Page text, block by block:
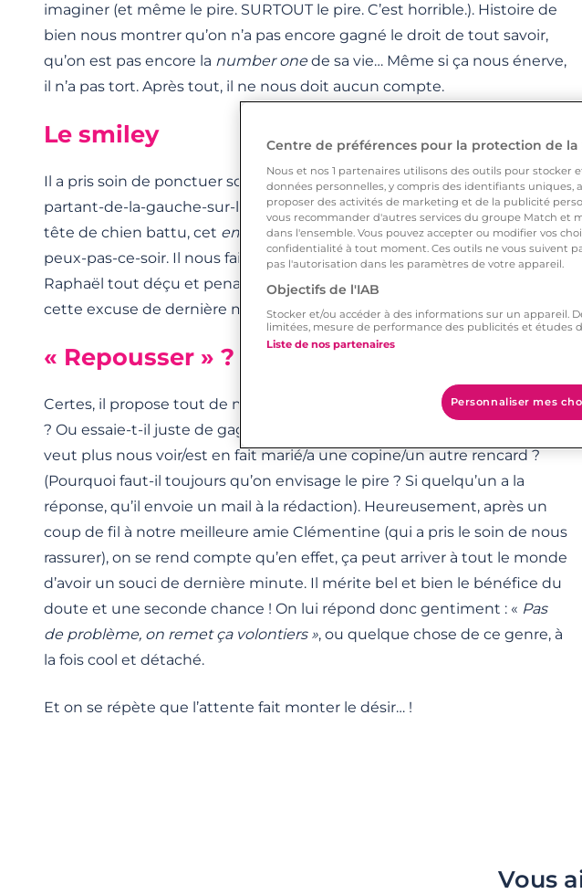
imaginer (et même le pire. SURTOUT le pire. C’est horrible.). Histoire de
bien nous montrer qu’on n’a pas encore gagné le droit de tout savoir,
qu’on est pas encore la number onede sa vie… Même si ça nous énerve,
il n’a pas tort. Après tout, il ne nous doit aucun compte.
Le smiley
Il a pris soin de ponctuer son « imprévu » par le troisième smiley en-
partant-de-la-gauche-sur-la-troisième-ligne de l’iPhone, Avec sa petite
tête de chien battu, cet emoji
attendrit un peu l’annonce du je-ne-
peux-pas-ce-soir. Il nous fait même sourire, car on imagine notre
Raphaël tout déçu et penaud. Nous voilà plus encline à lui pardonner
cette excuse de dernière minute.
« Repousser » ? Mouais…
Certes, il propose tout de même de se revoir. Mais le pense-t-il vraiment
? Ou essaie-t-il juste de gagner du temps avant de nous dire qu’il ne
veut plus nous voir/est en fait marié/a une copine/un autre rencard ?
(Pourquoi faut-il toujours qu’on envisage le pire ? Si quelqu’un a la
réponse, qu’il envoie un mail à la rédaction). Heureusement, après un
coup de fil à notre meilleure amie Clémentine (qui a pris le soin de nous
rassurer), on se rend compte qu’en effet, ça peut arriver à tout le monde
d’avoir un souci de dernière minute. Il mérite bel et bien le bénéfice du
doute et une seconde chance ! On lui répond donc gentiment : « Pas
de problème, on remet ça volontiers », ou quelque chose de ce genre, à
la fois cool et détaché.
Et on se répète que l’attente fait monter le désir… !
Vous
Centre de préférences pour la protection de la
Nous et nos 1 partenaires utilisons des outils pour stocker
données personnelles, y compris des identifiants
proposer des activités de marketing et de la publicité
vous recommander d'autres services du groupe Match et
dans l'ensemble. Vous pouvez accepter ou modifier vos
confidentialité à tout moment. Ces outils ne vous suivent
pas l'autorisation dans les paramètres de votre appareil.
Objectifs de l'IAB
Stocker et/ou accéder à des informations sur un appareil.
limitées, mesure de performance des publicités et études
Liste de nos partenaires
Personnaliser mes